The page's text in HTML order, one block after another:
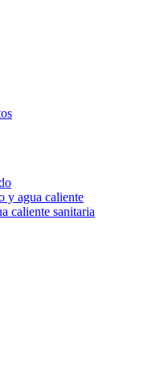
y agua caliente
caliente sanitaria